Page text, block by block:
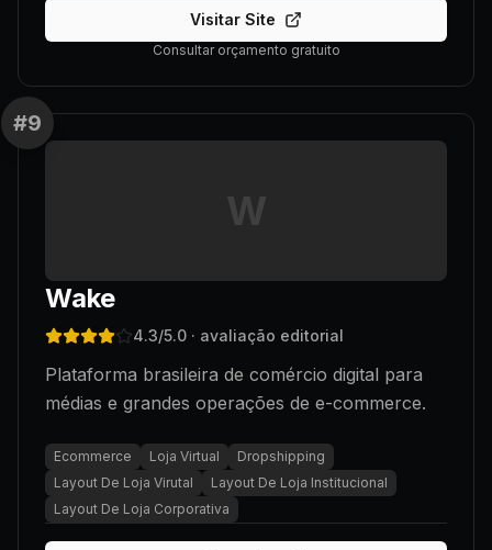
Visitar Site
Consultar orçamento gratuito
#9
W
Wake
4.3/5.0 · avaliação editorial
Plataforma brasileira de comércio digital para
médias e grandes operações de e-commerce.
Ecommerce Loja Virtual
Dropshipping
Layout De Loja Virutal
Layout De Loja Institucional
Layout De Loja Corporativa